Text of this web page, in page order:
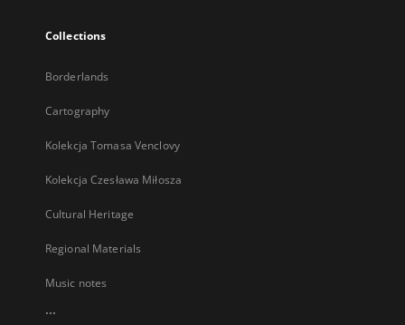
Collections
Borderlands
Cartography
Kolekcja Tomasa Venclovy
Kolekcja Czesława Miłosza
Cultural Heritage
Regional Materials
Music notes
...